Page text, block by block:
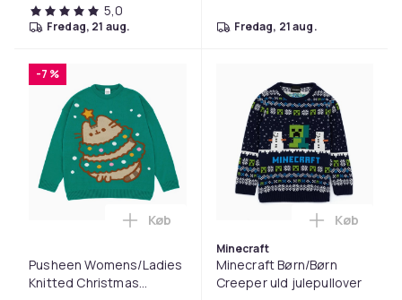
5,0
fredag, 21 aug. fredag, 21 aug.
-7 %
Pusheen Womens/Ladies
Knitted Christmas
Læg Pusheen Womens/Ladies Knitted
Køb
Minecraft
Minecraft Børn/Børn
Creeper uld julepullover
Læg
Køb